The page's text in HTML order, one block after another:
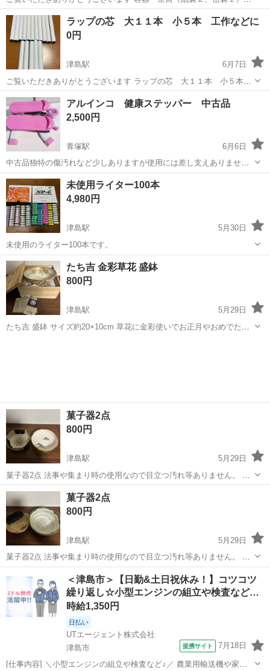
リーム容器３です 何かに使おうと 保存していましたが 使っていただ
ける方にお譲りします よろしくお願いします
愛知 津島市 津島駅 その他 容器
ラップの芯 大１１本 小５本 工作などに
0円
津島駅
6月7日
ご覧いただきありがとうございます ラップの芯 大１１本 小５本で
す 何かに使おうと 保存していましたが 使っていただける方にお譲り
します よろしくお願いします
愛知 津島市 津島駅 その他 いただき
アルインコ 健康ステッパー 中古品
2,500円
青塚駅
6月6日
中古品独特の傷汚れなど少しありますが使用には差し支えありませ
ん。 よろしかったら使ってください。
愛知 津島市 青塚駅 その他 ステッパー
未使用ライター100本
4,980円
津島駅
5月30日
未使用のライター100本です。
愛知 津島市 津島駅 その他
たち吉 金彩草花 盛鉢
800円
津島駅
5月29日
たち吉 盛鉢 サイズ約20×10cm 草花に金彩使いでお正月やおめでたい
菓子器2点
800円
津島駅
5月29日
菓子器2点 法事や集まり時の使用なので目立つ汚れ等ありません。 直
径約18cm程
愛知 津島市 津島駅
菓子器2点
800円
津島駅
5月29日
菓子器2点 法事や集まり時の使用なので目立つ汚れ等ありません。 左
側直径約17cm程高さ約8cm 右側直径約21cm程高さ約11cm こちらは
大きいので煮物にも。
津島駅 食器 菓子
＜津島市＞【日勤&土日祝休み！】コツコツ
繰り返し☆小型エンジンの組立や検査など…
時給1,350円
日払い
UTエージェント株式会社
津島市
提携サイト 7月18日
[仕事内容] ＼小型エンジンの組立や検査など♪／ 農業用輸送機や家庭